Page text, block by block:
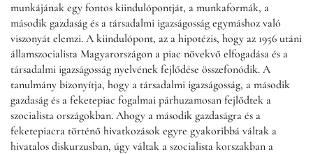
munkájának egy fontos kiindulópontját, a munkaformák, a
második gazdaság és a társadalmi igazságosság egymáshoz való
viszonyát elemzi. A kiindulópont, az a hipotézis, hogy az 1956 utáni
államszocialista Magyarországon a piac növekvő elfogadása és a
társadalmi igazságosság nyelvének fejlődése összefonódik. A
tanulmány bizonyítja, hogy a társadalmi igazságosság, a második
gazdaság és a feketepiac fogalmai párhuzamosan fejlődtek a
szocialista országokban. Ahogy a második gazdaságra és a
feketepiacra történő hivatkozások egyre gyakoribbá váltak a
hivatalos diskurzusban, úgy váltak a szocialista korszakban a